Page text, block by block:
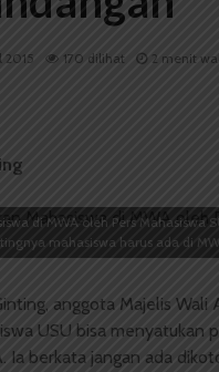
2015 170 dilihat 2 menit
di MWA oleh Pers Mahasiswa
mahasiswa harus ada di
anggota Majelis Wali
USU bisa menyatukan
Ia berkata jangan ada